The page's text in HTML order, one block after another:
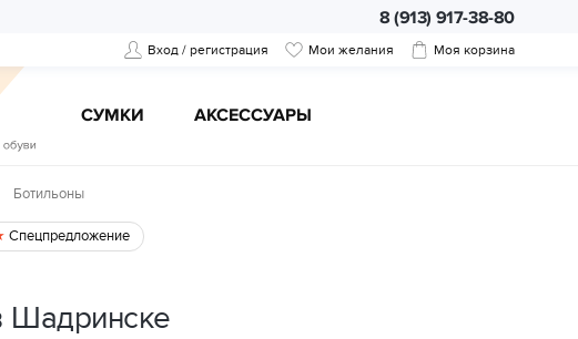
Вход / регистрация Мои желания Моя корзина
CУМКИ АКСЕССУАРЫ
8 (913) 917-38-80
Ботильоны
Спецпредложение
Шадринске